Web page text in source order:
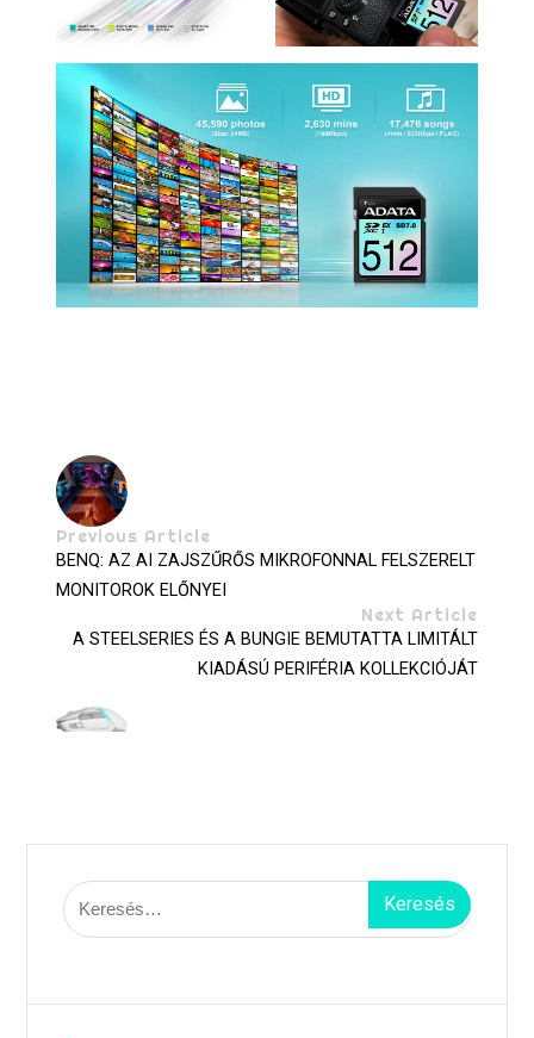
Previous Article
BENQ: AZ AI ZAJSZŰRŐS MIKROFONNAL FELSZERELT
MONITOROK ELŐNYEI
Next Article
A STEELSERIES ÉS A BUNGIE BEMUTATTA LIMITÁLT
KIADÁSÚ PERIFÉRIA KOLLEKCIÓJÁT
Keresés: